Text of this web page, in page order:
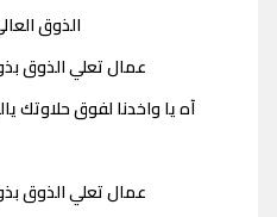
الذوق
عمال تعلي الذوق
آه یا واخدنا لفوق حلاوتك
عمال تعلي الذوق